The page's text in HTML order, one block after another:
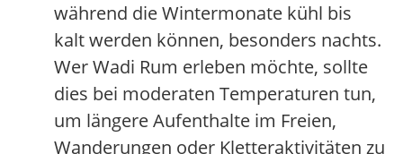
während die Wintermonate kühl bis
kalt werden können, besonders nachts.
Wer Wadi Rum erleben möchte, sollte
dies bei moderaten Temperaturen tun,
um längere Aufenthalte im Freien,
Wanderungen oder Kletteraktivitäten zu